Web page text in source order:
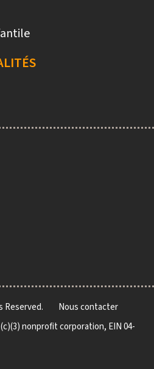
Reserved. Footer
Nous contacter
nonprofit corporation, EIN 04-